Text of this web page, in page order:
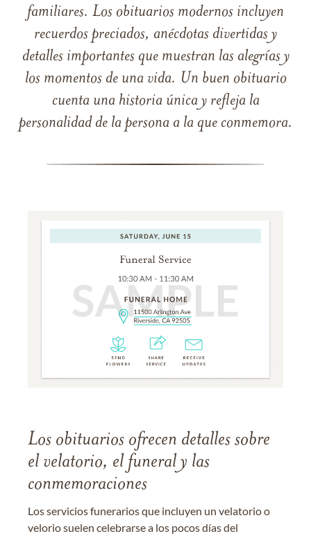
familiares. Los obituarios modernos incluyen
recuerdos preciados, anécdotas divertidas y
detalles importantes que muestran las alegrías y
los momentos de una vida. Un buen obituario
cuenta una historia única y refleja la
personalidad de la persona a la que conmemora.
Los obituarios ofrecen detalles sobre
el velatorio, el funeral y las
conmemoraciones
Los servicios funerarios que incluyen un velatorio o
velorio suelen celebrarse a los pocos días del